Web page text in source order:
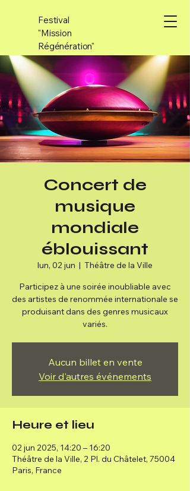
Festival
"Mission
Régénération"
Concert de
musique
mondiale
éblouissant
lun, 02 jun
  |
Théâtre de la Ville
Participez à une soirée inoubliable avec
des artistes de renommée internationale se
produisant dans des genres musicaux
variés.
Aucun billet en vente
Voir d'autres événements
Heure et lieu
02 jun 2025, 14:20 – 16:20
Théâtre de la Ville, 2 Pl. du Châtelet, 75004
Paris, France